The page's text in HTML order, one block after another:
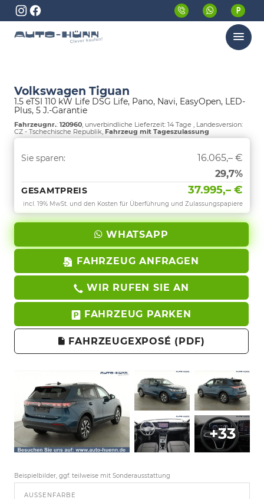
Menü
Volkswagen Tiguan
1.5 eTSI 110 kW Life DSG Life, Pano, Navi, EasyOpen, LED-
Plus, 5 J.-Garantie
Fahrzeugnr.: 120960, unverbindliche Lieferzeit: 14 Tage , Landesversion:
CZ - Tschechische Republik, Fahrzeug mit Tageszulassung
Sie sparen:
16.065,– €
29,7%
GESAMTPREIS 37.995,– €
incl. 19% MwSt. und den Kosten für Überführung und Zulassungspapiere
WHATSAPP
FAHRZEUG ANFRAGEN
WIR RUFEN SIE AN
FAHRZEUG PARKEN
FAHRZEUGEXPOSÉ (PDF)
+33
Beispielbilder, ggf. teilweise mit Sonderausstattung
AUSSENFARBE